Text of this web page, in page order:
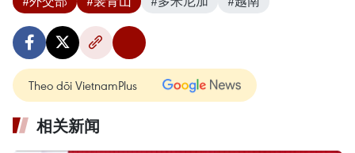
Theo dõi VietnamPlus
相关新闻